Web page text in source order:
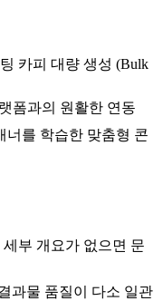
카피 대량 생성 (Bulk
폼과의 원활한 연동
너를 학습한 맞춤형 콘
부 개요가 없으면 문
과물 품질이 다소 일관